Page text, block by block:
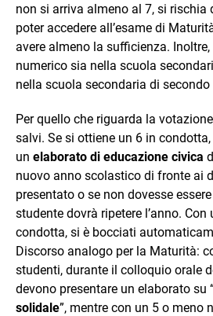
non si arriva almeno al 7, si rischia
poter accedere all’esame di
avere almeno la sufficienza.
numerico sia nella scuola
nella scuola secondaria di secondo
Per quello che riguarda la
salvi. Se si ottiene un 6 in
un elaborato di educazione civica
nuovo anno scolastico di fronte ai
presentato o se non dovesse
studente dovrà ripetere l’anno. Con
condotta, si è bocciati
Discorso analogo per la Maturità:
studenti, durante il colloquio orale
devono presentare un elaborato su
solidale”, mentre con un 5 o meno